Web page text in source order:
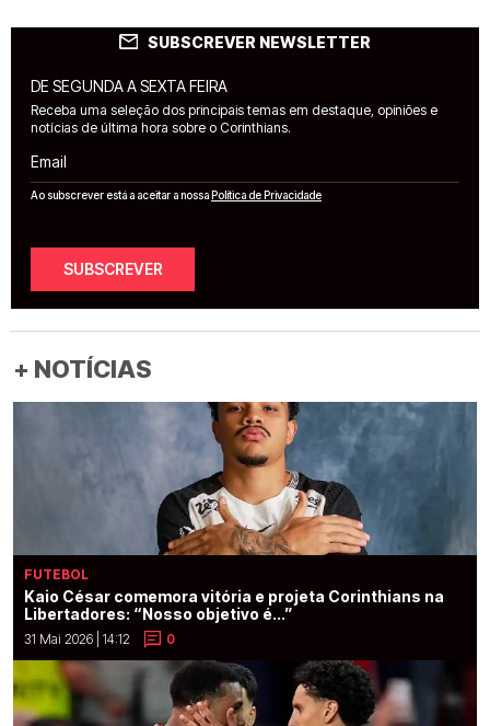
SUBSCREVER NEWSLETTER
DE SEGUNDA A SEXTA FEIRA
Receba uma seleção dos principais temas em destaque, opiniões e
notícias de última hora sobre o Corinthians.
Email
Ao subscrever está a aceitar a nossaPolítica de Privacidade
SUBSCREVER
+ NOTÍCIAS
FUTEBOL
Kaio César comemora vitória e projeta Corinthians na
Libertadores: “Nosso objetivo é...”
31 Mai 2026 | 14:12 0